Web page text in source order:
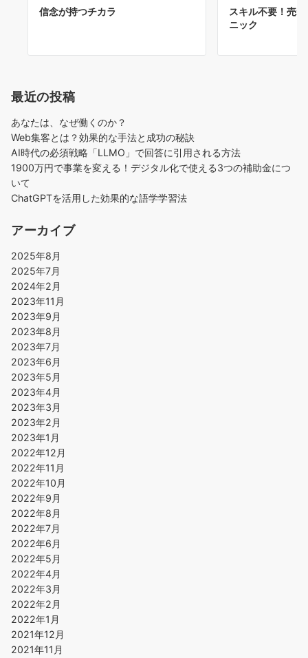
信念が持つチカラ
スキル不要！売
ニック
最近の投稿
あなたは、なぜ働くのか？
Web集客とは？効果的な手法と成功の秘訣
AI時代の必須戦略「LLMO」で回答に引用される方法
1900万円で事業を変える！デジタル化で使える3つの補助金につ
いて
ChatGPTを活用した効果的な語学学習法
アーカイブ
2025年8月
2025年7月
2024年2月
2023年11月
2023年9月
2023年8月
2023年7月
2023年6月
2023年5月
2023年4月
2023年3月
2023年2月
2023年1月
2022年12月
2022年11月
2022年10月
2022年9月
2022年8月
2022年7月
2022年6月
2022年5月
2022年4月
2022年3月
2022年2月
2022年1月
2021年12月
2021年11月